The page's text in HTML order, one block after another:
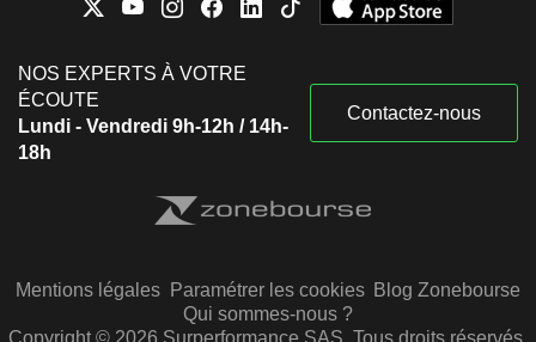
NOS EXPERTS À VOTRE
ÉCOUTE
Lundi - Vendredi 9h-12h / 14h-
18h
Contactez-nous
Mentions légales Paramétrer les cookies Blog Zonebourse
Qui sommes-nous ?